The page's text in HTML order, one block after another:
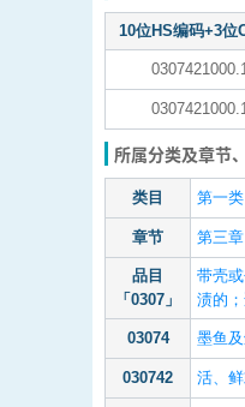
10位HS编码+3位
所属分类及章节
类目 第一
章节 第三
品目
「0307」
带壳
渍的
03074 墨鱼
030742 活、